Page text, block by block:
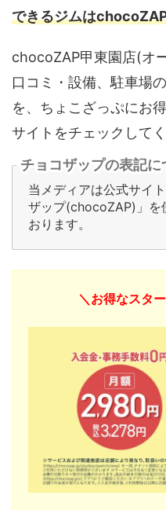
できるジムは
chocoZAP甲東園店(オ
口コミ・設備、駐車場
を、ちょこざっぷにお
サイトをチェックして
チョコザップの表記に
当メディアは公式サイ
ザップ(chocoZAP)」を
おります。
＼お得なスタ